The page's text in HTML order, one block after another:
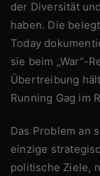
der Diversität
haben. Die
Today
sie beim „War“-
Übertreibung
Running Gag im
Das Problem an solchen Rebrandings: Sie lösen keine
einzige
politische Ziele,